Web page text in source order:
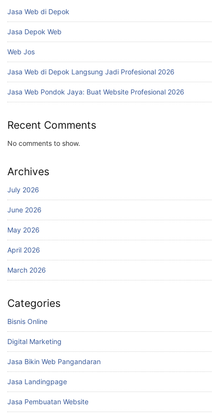
Jasa Web di Depok
Jasa Depok Web
Web Jos
Jasa Web di Depok Langsung Jadi Profesional 2026
Jasa Web Pondok Jaya: Buat Website Profesional 2026
Recent Comments
No comments to show.
Archives
July 2026
June 2026
May 2026
April 2026
March 2026
Categories
Bisnis Online
Digital Marketing
Jasa Bikin Web Pangandaran
Jasa Landingpage
Jasa Pembuatan Website